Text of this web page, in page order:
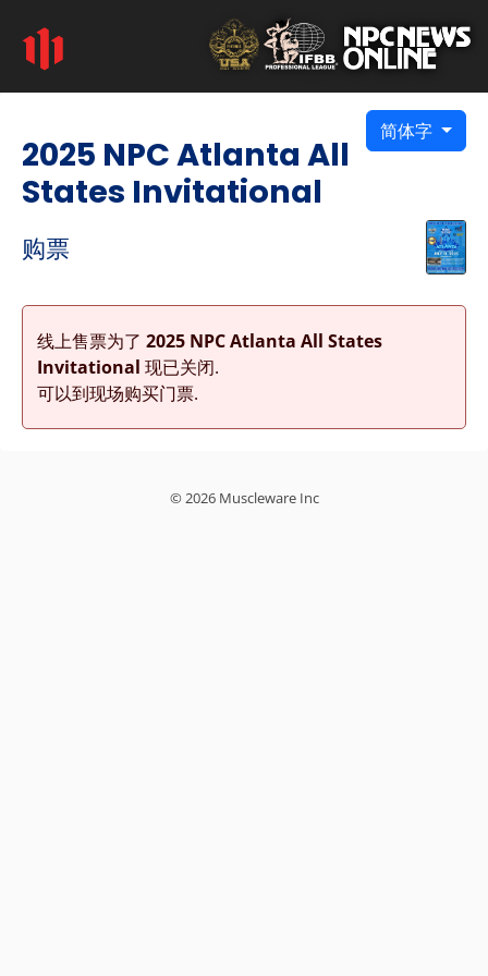
简体字
2025 NPC Atlanta All
States Invitational
购票
线上售票为了 2025 NPC Atlanta All States
Invitational 现已关闭.
可以到现场购买门票.
© 2026 Muscleware Inc